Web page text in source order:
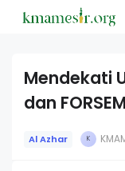
Mendekati
dan
Al Azhar K